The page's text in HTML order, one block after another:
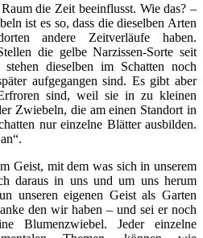
die Zeit beeinflusst. Wie das? –
ist es so, dass die dieselben Arten
andere Zeitverläufe haben.
die gelbe Narzissen-Sorte seit
dieselben im Schatten noch
aufgegangen sind. Es gibt aber
sind, weil sie in zu kleinen
Zwiebeln, die am einen Standort in
nur einzelne Blätter ausbilden.
Geist, mit dem was sich in unserem
daraus in uns und um uns herum
unseren eigenen Geist als Garten
den wir haben – und sei er noch
Blumenzwiebel. Jeder einzelne